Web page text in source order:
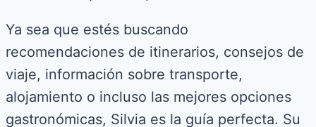
Ya sea que estés buscando
recomendaciones de itinerarios, consejos de
viaje, información sobre transporte,
alojamiento o incluso las mejores opciones
gastronómicas, Silvia es la guía perfecta. Su